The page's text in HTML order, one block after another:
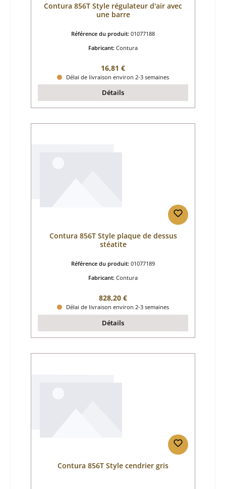
Contura 856T Style régulateur d'air avec
une barre
Référence du produit: 01077188
Fabricant: Contura
Prix régulier :
16,81 €
Délai de livraison environ 2-3 semaines
Détails
Contura 856T Style plaque de dessus
stéatite
Référence du produit: 01077189
Fabricant: Contura
Prix régulier :
828,20 €
Délai de livraison environ 2-3 semaines
Détails
Contura 856T Style cendrier gris